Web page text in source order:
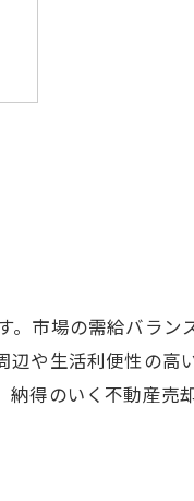
市場の需給バラン
や生活利便性の高
得のいく不動産売